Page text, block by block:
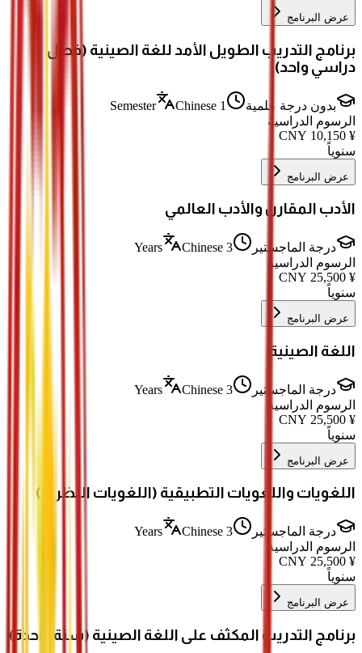
عرض البرنامج
برنامج التدريب الطويل الأمد للغة الصينية (فصل
دراسي واحد)
بدون درجة علمية 1 Semester
Chinese
الرسوم الدراسية
¥
10,150
سنوياً
عرض البرنامج
الأدب المقارن والأدب العالمي
درجة الماجستير 3 Years
Chinese
الرسوم الدراسية
¥
25,500
سنوياً
عرض البرنامج
اللغة الصينية
درجة الماجستير 3 Years
Chinese
الرسوم الدراسية
¥
25,500
سنوياً
عرض البرنامج
اللغويات واللغويات التطبيقية (اللغويات النظرية)
درجة الماجستير 3 Years
Chinese
الرسوم الدراسية
¥
25,500
سنوياً
عرض البرنامج
برنامج التدريب المكثف على اللغة الصينية (سنة واحدة)